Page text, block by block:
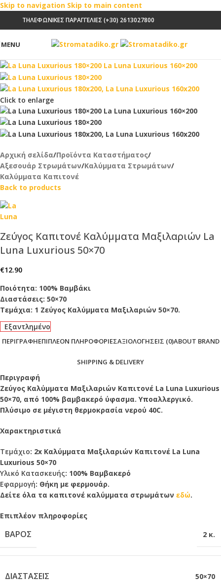
Skip to navigation Skip to main content
ΤΗΛΕΦΩΝΙΚΕΣ ΠΑΡΑΓΓΕΛΙΕΣ (+30) 2613027800
MENU
Click to enlarge
Αρχική σελίδα/Προϊόντα Καταστήματος/
Αξεσουάρ Στρωμάτων/Καλύμματα Στρωμάτων/
Καλύμματα Καπιτονέ
Back to products
Ζεύγος Καπιτονέ Καλύμματα Μαξιλαριών La
Luna Luxurious 50×70
€12.90
Ποιότητα: 100% Βαμβάκι
Διαστάσεις: 50×70
Τεμάχια: 1 Ζεύγος Καλύμματα Μαξιλαριών 50×70.
Εξαντλημένο
ΠΕΡΙΓΡΑΦΉΕΠΙΠΛΈΟΝ ΠΛΗΡΟΦΟΡΊΕΣΑΞΙΟΛΟΓΉΣΕΙΣ (0)ABOUT BRAND
SHIPPING & DELIVERY
Περιγραφή
Ζεύγος Καλύμματα Μαξιλαριών Καπιτονέ La Luna Luxurious
50×70, από 100% βαμβακερό ύφασμα. Υποαλλεργικό.
Πλύσιμο σε μέγιστη θερμοκρασία νερού 40C.
Χαρακτηριστικά
Τεμάχιο: 2x Καλύμματα Μαξιλαριών Καπιτονέ La Luna
Luxurious 50×70
Υλικό Κατασκευής: 100% Βαμβακερό
Εφαρμογή: Θήκη με φερμουάρ.
Δείτε όλα τα καπιτονέ καλύμματα στρωμάτων εδώ.
Επιπλέον πληροφορίες
ΒΆΡΟΣ 2 κ.
ΔΙΑΣΤΆΣΕΙΣ 50×70